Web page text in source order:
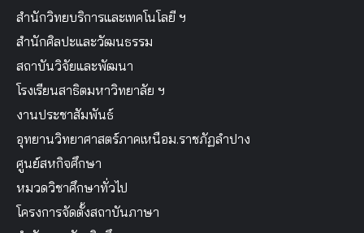
สำนักวิทยบริการและเทคโนโลยี ฯ
สำนักศิลปะและวัฒนธรรม
สถาบันวิจัยและพัฒนา
โรงเรียนสาธิตมหาวิทยาลัย ฯ
งานประชาสัมพันธ์
อุทยานวิทยาศาสตร์ภาคเหนือม.ราชภัฏลำปาง
ศูนย์สหกิจศึกษา
หมวดวิชาศึกษาทั่วไป
โครงการจัดตั้งสถาบันภาษา